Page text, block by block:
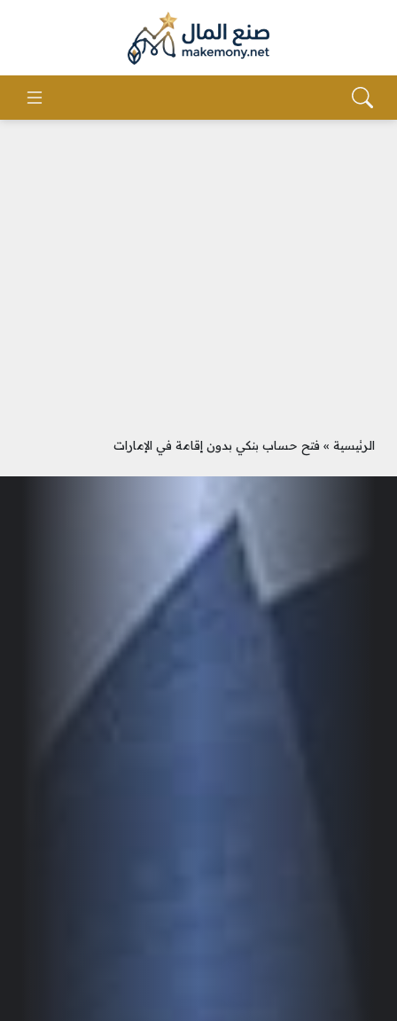
الرئيسية » فتح حساب بنكي بدون إقامة في الإمارات